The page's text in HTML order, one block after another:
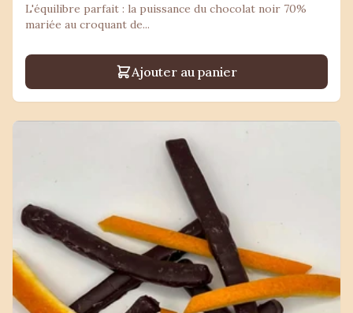
L'équilibre parfait : la puissance du chocolat noir 70%
mariée au croquant de...
Ajouter au panier